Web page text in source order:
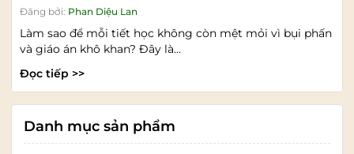
Đăng bởi: Phan Diệu Lan
Làm sao để mỗi tiết học không còn mệt mỏi vì bụi phấn
và giáo án khô khan? Đây là...
Đọc tiếp >>
Danh mục sản phẩm